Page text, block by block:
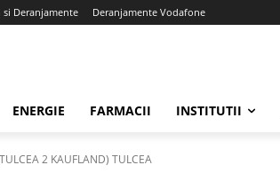
si Deranjamente Deranjamente Vodafone
ENERGIE FARMACII INSTITUTII
2 KAUFLAND) TULCEA